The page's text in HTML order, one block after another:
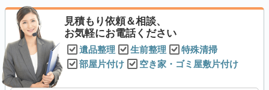
見積もり依頼＆相談、
お気軽にお電話ください
遺品整理 生前整理
特殊清掃
部屋片付け
空き家・ゴミ屋敷片付け